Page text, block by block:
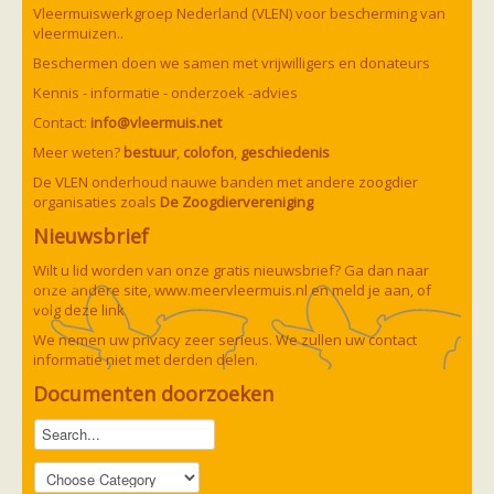
Vleermuizen in de tuin
Aankondiging activiteiten
Ik ben op zoek naar een detector
Ecologie en soorten
Hoe vleermuizen leven
Voedsel en jagen
Verblijfplaatsen
Echolocatie
Soorten
Baardvleermuis
Bechsteins vleermuis
Bosvleermuis
Brandt's vleermuis
Bruine of gewone grootoorvleermuis
Franjestaart
Gewone dwergvleermuis
Grijze grootoorvleermuis
Grote rosse vleermuis
Ingekorven vleermuis
Kleine en grote hoefijzerneus
Laatvlieger
Meervleermuis
Noordse vleermuis
Rosse vleermuis
Paul van Hoof
Vleermuiswerkgroep Nederland (VLEN) voor bescherming van
vleermuizen..
Beschermen doen we samen met vrijwilligers en donateurs
Kennis - informatie - onderzoek -advies
Contact: info@vleermuis.net
Meer weten? bestuur, colofon, geschiedenis
De VLEN onderhoud nauwe banden met andere zoogdier
organisaties zoals De Zoogdiervereniging
Nieuwsbrief
Wilt u lid worden van onze gratis nieuwsbrief? Ga dan naar
onze andere site,www.meervleermuis.nlen meld je aan, of
volg deze link
We nemen uw privacy zeer serieus. We zullen uw contact
informatie niet met derden delen.
Documenten doorzoeken